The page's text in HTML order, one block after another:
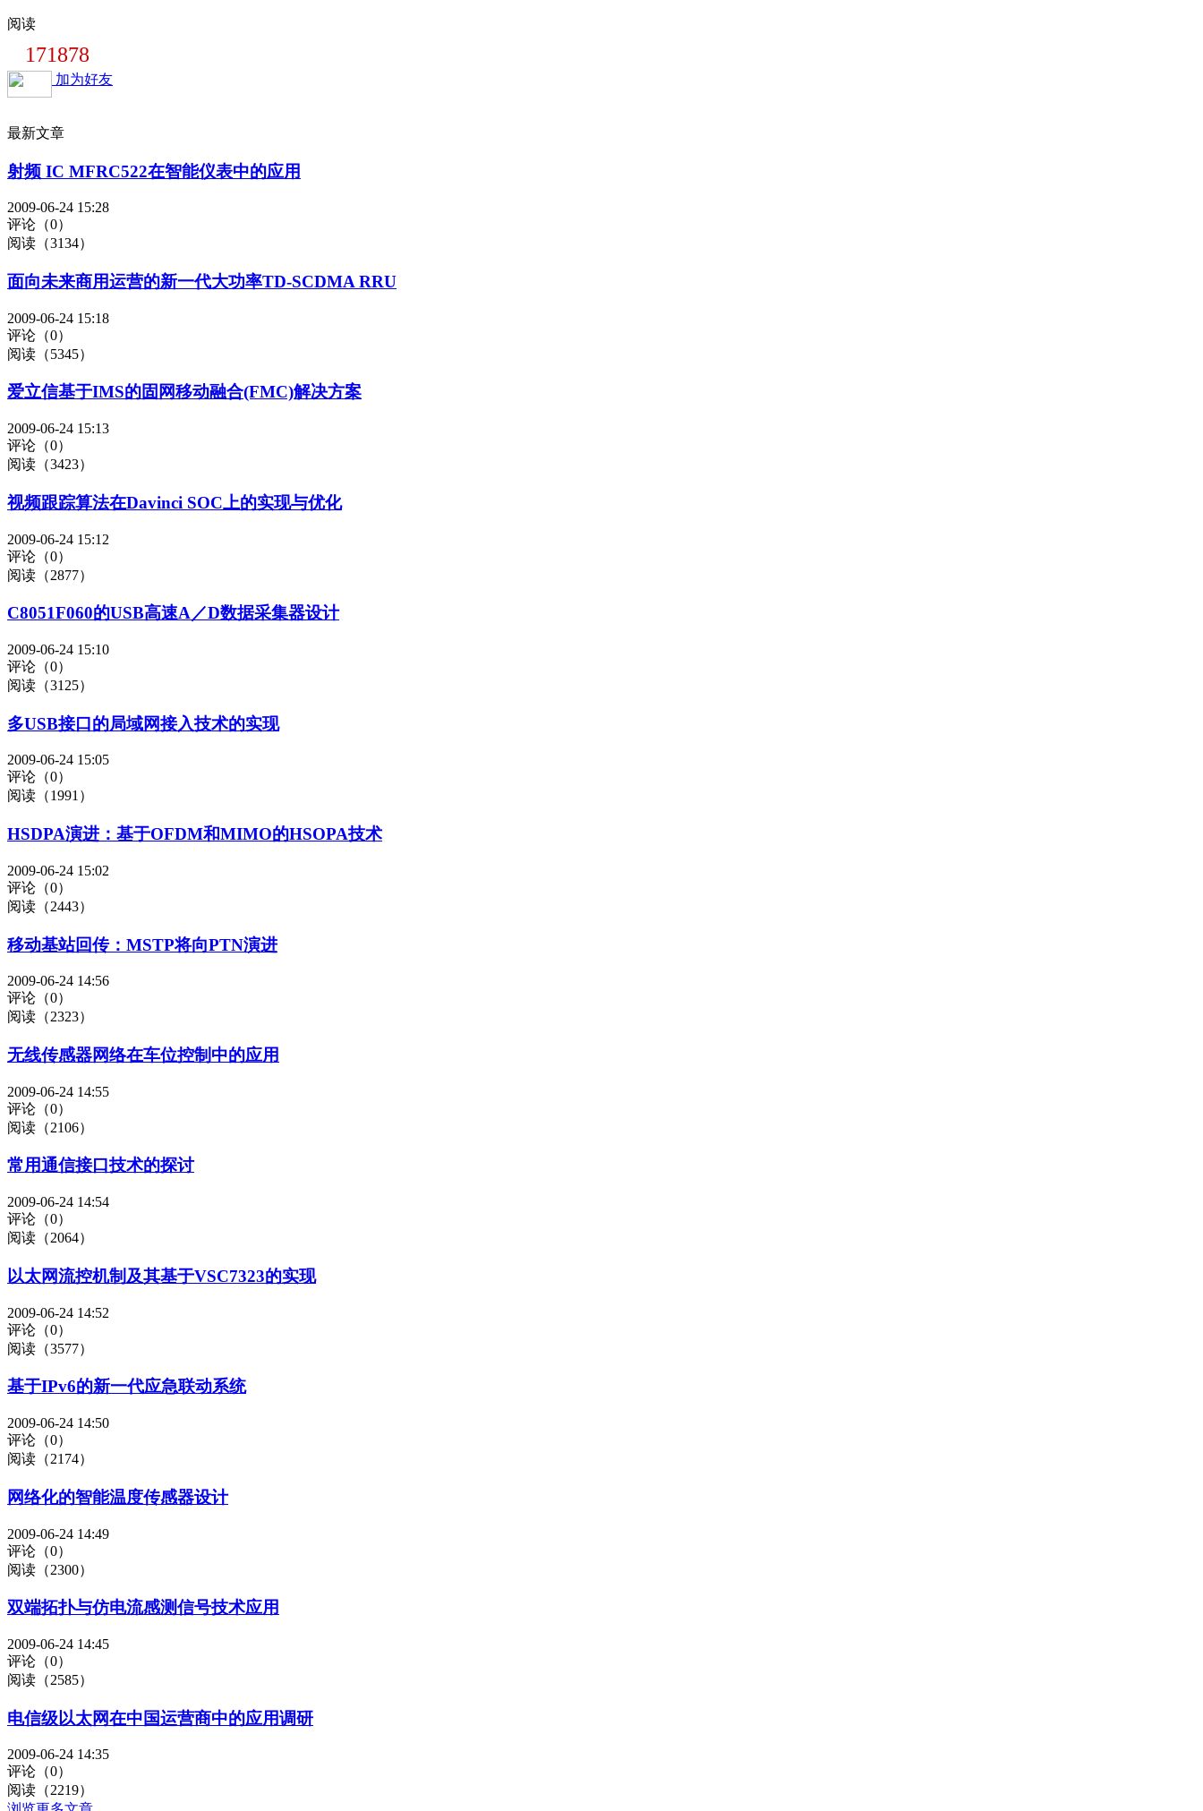
阅读
171878
加为好友
最新文章
射频 IC MFRC522在智能仪表中的应用
2009-06-24 15:28
评论（0）
阅读（3134）
面向未来商用运营的新一代大功率TD-SCDMA RRU
2009-06-24 15:18
评论（0）
阅读（5345）
爱立信基于IMS的固网移动融合(FMC)解决方案
2009-06-24 15:13
评论（0）
阅读（3423）
视频跟踪算法在Davinci SOC上的实现与优化
2009-06-24 15:12
评论（0）
阅读（2877）
C8051F060的USB高速A／D数据采集器设计
2009-06-24 15:10
评论（0）
阅读（3125）
多USB接口的局域网接入技术的实现
2009-06-24 15:05
评论（0）
阅读（1991）
HSDPA演进：基于OFDM和MIMO的HSOPA技术
2009-06-24 15:02
评论（0）
阅读（2443）
移动基站回传：MSTP将向PTN演进
2009-06-24 14:56
评论（0）
阅读（2323）
无线传感器网络在车位控制中的应用
2009-06-24 14:55
评论（0）
阅读（2106）
常用通信接口技术的探讨
2009-06-24 14:54
评论（0）
阅读（2064）
以太网流控机制及其基于VSC7323的实现
2009-06-24 14:52
评论（0）
阅读（3577）
基于IPv6的新一代应急联动系统
2009-06-24 14:50
评论（0）
阅读（2174）
网络化的智能温度传感器设计
2009-06-24 14:49
评论（0）
阅读（2300）
双端拓扑与仿电流感测信号技术应用
2009-06-24 14:45
评论（0）
阅读（2585）
电信级以太网在中国运营商中的应用调研
2009-06-24 14:35
评论（0）
阅读（2219）